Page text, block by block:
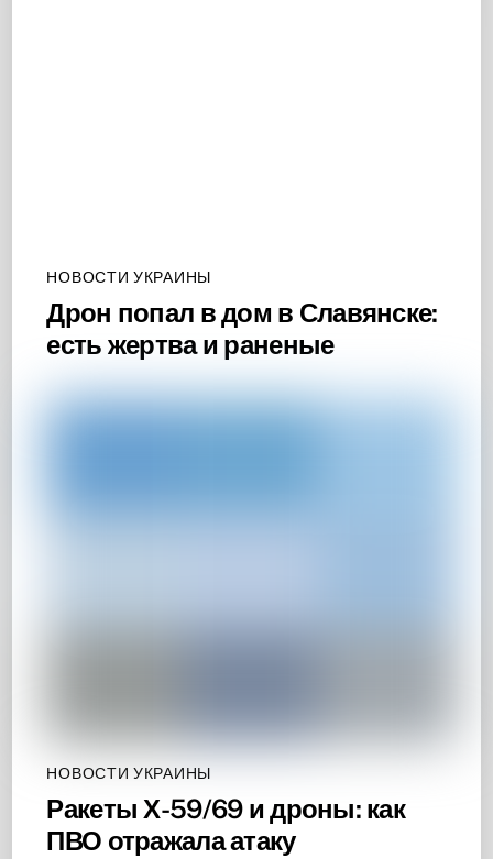
НОВОСТИ УКРАИНЫ
Дрон попал в дом в Славянске:
есть жертва и раненые
НОВОСТИ УКРАИНЫ
Ракеты Х-59/69 и дроны: как
ПВО отражала атаку